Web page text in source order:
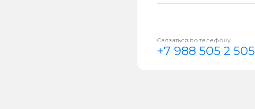
Связаться по телефону
+7 988 505 2 505